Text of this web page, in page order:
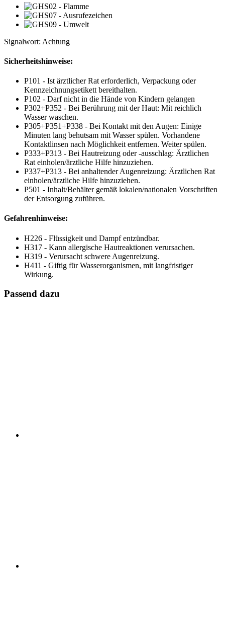
Signalwort: Achtung
Sicherheitshinweise:
P101 - Ist ärztlicher Rat erforderlich, Verpackung oder
Kennzeichnungsetikett bereithalten.
P102 - Darf nicht in die Hände von Kindern gelangen
P302+P352 - Bei Berührung mit der Haut: Mit reichlich
Wasser waschen.
P305+P351+P338 - Bei Kontakt mit den Augen: Einige
Minuten lang behutsam mit Wasser spülen. Vorhandene
Kontaktlinsen nach Möglichkeit entfernen. Weiter spülen.
P333+P313 - Bei Hautreizung oder -ausschlag: Ärztlichen
Rat einholen/ärztliche Hilfe hinzuziehen.
P337+P313 - Bei anhaltender Augenreizung: Ärztlichen Rat
einholen/ärztliche Hilfe hinzuziehen.
P501 - Inhalt/Behälter gemäß lokalen/nationalen Vorschriften
der Entsorgung zuführen.
Gefahrenhinweise:
H226 - Flüssigkeit und Dampf entzündbar.
H317 - Kann allergische Hautreaktionen verursachen.
H319 - Verursacht schwere Augenreizung.
H411 - Giftig für Wasserorganismen, mit langfristiger
Wirkung.
Passend dazu